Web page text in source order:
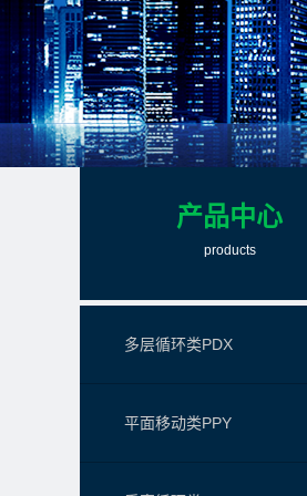
产品中心
products
多层循环类PDX
平面移动类PPY